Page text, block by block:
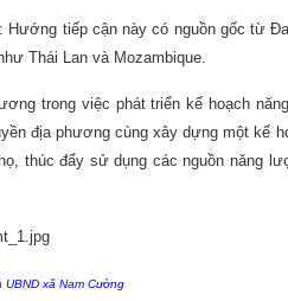
tiếp cận này có nguồn gốc từ
Thái Lan và Mozambique.
trong việc phát triển kế hoạch
địa phương cùng xây dựng một kế
thúc đẩy sử dụng các nguồn năng
xã Nam Cường